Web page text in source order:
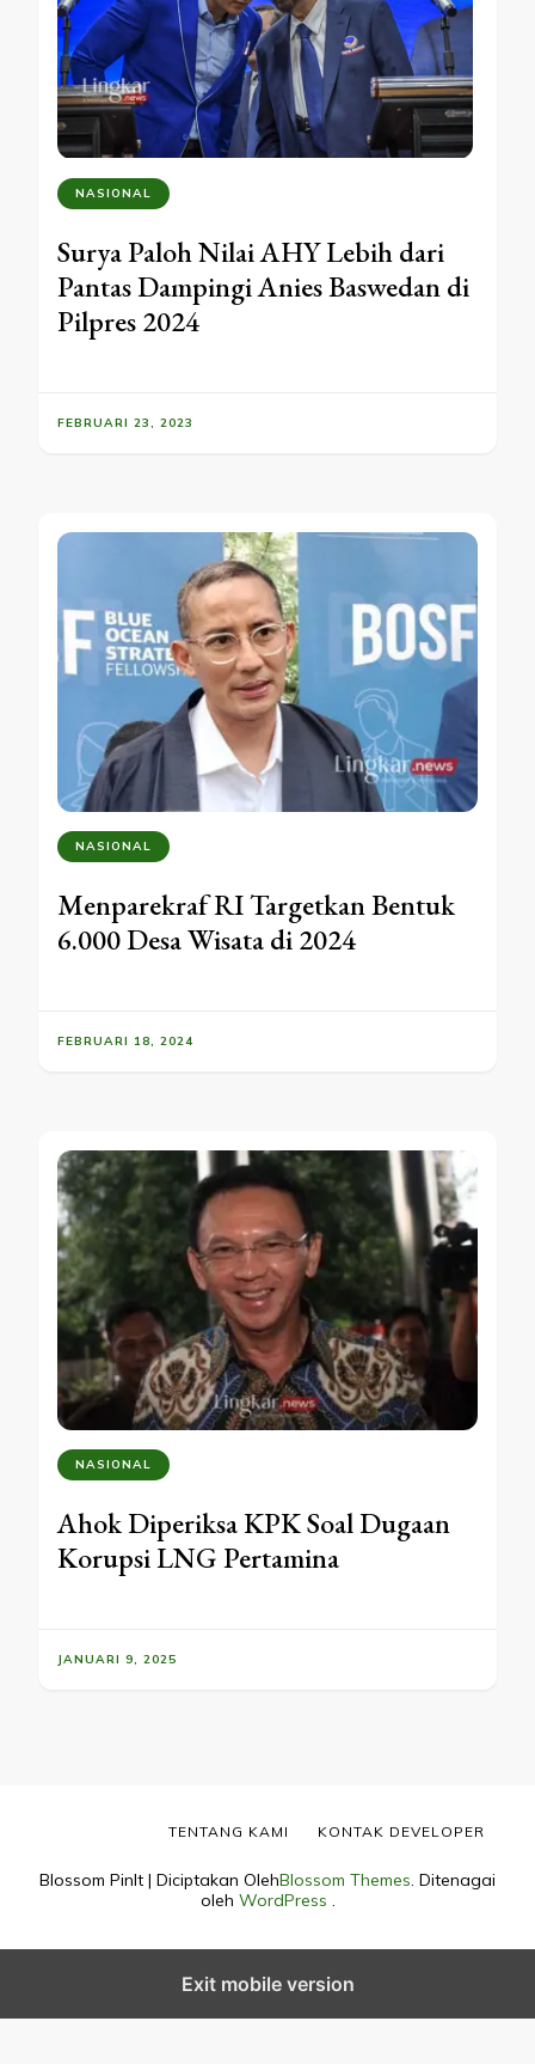
NASIONAL
Surya Paloh Nilai AHY Lebih dari
Pantas Dampingi Anies Baswedan di
Pilpres 2024
FEBRUARI 23, 2023
NASIONAL
Menparekraf RI Targetkan Bentuk
6.000 Desa Wisata di 2024
FEBRUARI 18, 2024
NASIONAL
Ahok Diperiksa KPK Soal Dugaan
Korupsi LNG Pertamina
JANUARI 9, 2025
Blossom PinIt | Diciptakan OlehBlossom Themes. Ditenagai
oleh WordPress .
TENTANG KAMI KONTAK DEVELOPER
Exit mobile version